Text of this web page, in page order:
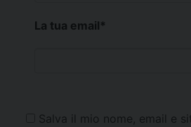
La tua email*
Salva il mio nome, email e